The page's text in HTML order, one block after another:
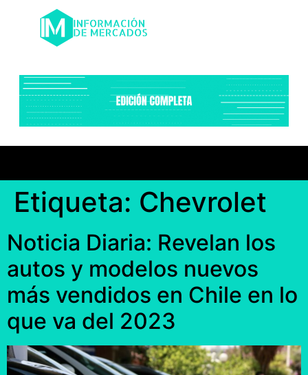
Etiqueta: Chevrolet
Noticia Diaria: Revelan los
autos y modelos nuevos
más vendidos en Chile en lo
que va del 2023